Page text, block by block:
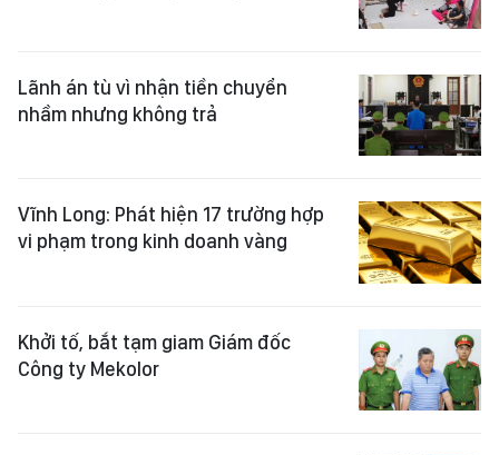
Lãnh án tù vì nhận tiền chuyển
nhầm nhưng không trả
Vĩnh Long: Phát hiện 17 trường hợp
vi phạm trong kinh doanh vàng
Khởi tố, bắt tạm giam Giám đốc
Công ty Mekolor